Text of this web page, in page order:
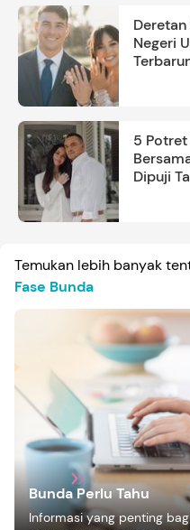
Negeri
5
Dipuji
Temukan lebih banyak
Fase Bunda
Bunda Perlu Tahu
Informasi yang penting